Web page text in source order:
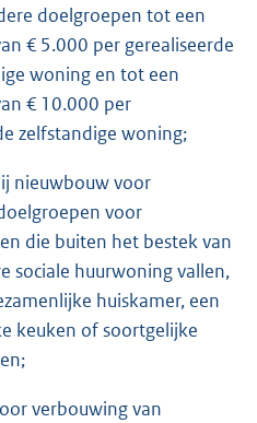
doelgroepen tot een
€ 5.000 per gerealiseerde
woning en tot een
€ 10.000 per
zelfstandige woning;
nieuwbouw voor
voor
die buiten het bestek van
sociale huurwoning vallen,
huiskamer, een
keuken of soortgelijke
verbouwing van